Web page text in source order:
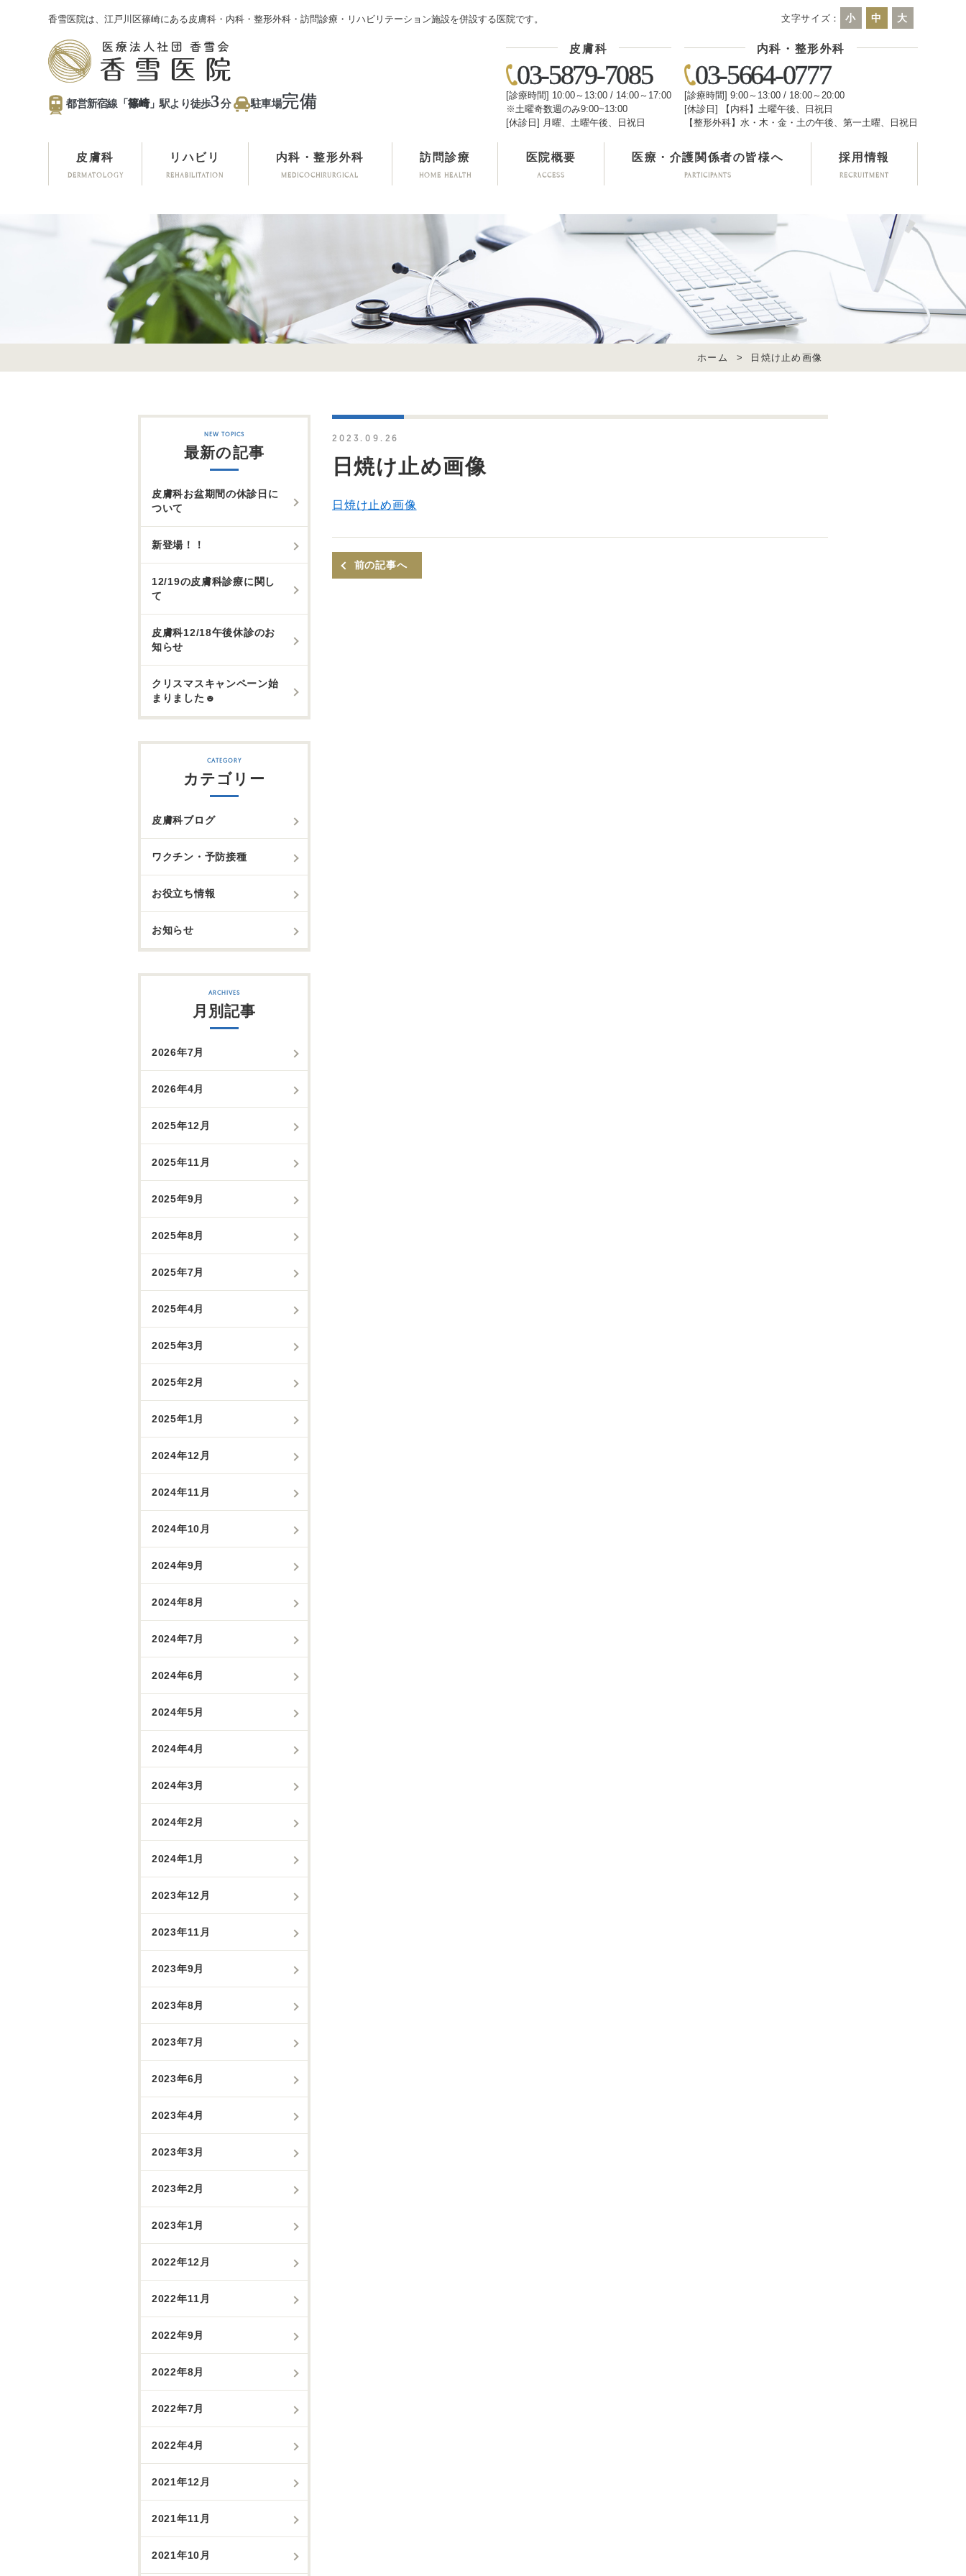
香雪医院は、江戸川区篠崎にある皮膚科・内科・整形外科・訪問診療・リハビリテーション施設を併設する医院です。 文字サイズ： 小 中 大
都営新宿線「篠崎」駅より徒歩3分 駐車場完備
皮膚科
03-5879-7085
[診療時間] 10:00～13:00 / 14:00～17:00
※土曜奇数週のみ9:00~13:00
[休診日] 月曜、土曜午後、日祝日
内科・整形外科
03-5664-0777
[診療時間] 9:00～13:00 / 18:00～20:00
[休診日] 【内科】土曜午後、日祝日
【整形外科】水・木・金・土の午後、第一土曜、日祝日
DERMATOLOGY
皮膚科
REHABILITATION
リハビリ
MEDICOCHIRURGICAL
内科・整形外科
HOME HEALTH
訪問診療
ACCESS
医院概要
PARTICIPANTS
医療・介護関係者の皆様へ
RECRUITMENT
採用情報
ホーム > 日焼け止め画像
2023.09.26
日焼け止め画像
日焼け止め画像
前の記事へ
最新の記事
皮膚科お盆期間の休診日に
ついて
新登場！！
12/19の皮膚科診療に関し
て
皮膚科12/18午後休診のお
知らせ
クリスマスキャンペーン始
まりました☻
カテゴリー
皮膚科ブログ
ワクチン・予防接種
お役立ち情報
お知らせ
月別記事
2026年7月
2026年4月
2025年12月
2025年11月
2025年9月
2025年8月
2025年7月
2025年4月
2025年3月
2025年2月
2025年1月
2024年12月
2024年11月
2024年10月
2024年9月
2024年8月
2024年7月
2024年6月
2024年5月
2024年4月
2024年3月
2024年2月
2024年1月
2023年12月
2023年11月
2023年9月
2023年8月
2023年7月
2023年6月
2023年4月
2023年3月
2023年2月
2023年1月
2022年12月
2022年11月
2022年9月
2022年8月
2022年7月
2022年4月
2021年12月
2021年11月
2021年10月